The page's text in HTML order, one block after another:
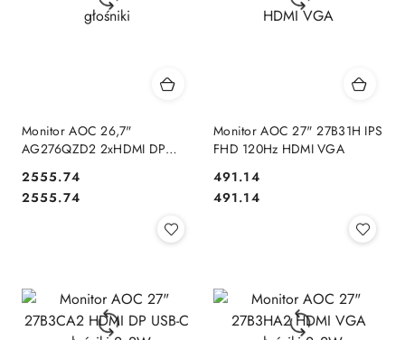
Monitor AOC 26,7"
AG276QZD2 2xHDMI DP
Cena:
2555.74
Cena:
2555.74
Monitor AOC 27" 27B31H IPS
FHD 120Hz HDMI VGA
Cena:
491.14
Cena:
491.14